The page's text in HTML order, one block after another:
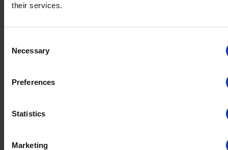
their services.
Selection
Necessary
Preferences
Statistics
Marketing
年齢層によって、アンケートを受け取る方法の好みが異な
タマイズできるなら、年配の旅行者にはメールでアンケート
若い世代では49%である。.